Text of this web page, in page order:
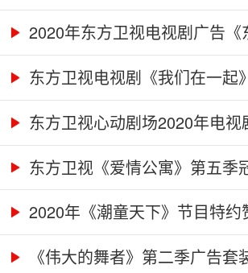
格...2020年东方卫视电视剧广告《
东方卫视电视剧《我们在一起
告...东方卫视心动剧场2020年电视
东方卫视《爱情公寓》第五季
2020年《潮童天下》节目特约
《伟大的舞者》第二季广告套